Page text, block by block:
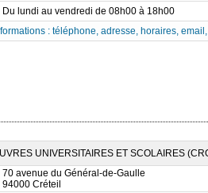
Du lundi au vendredi de 08h00 à 18h00
: téléphone, adresse, horaires,
UNIVERSITAIRES ET SCOLAIRES
70 avenue du Général-de-Gaulle
94000 Créteil